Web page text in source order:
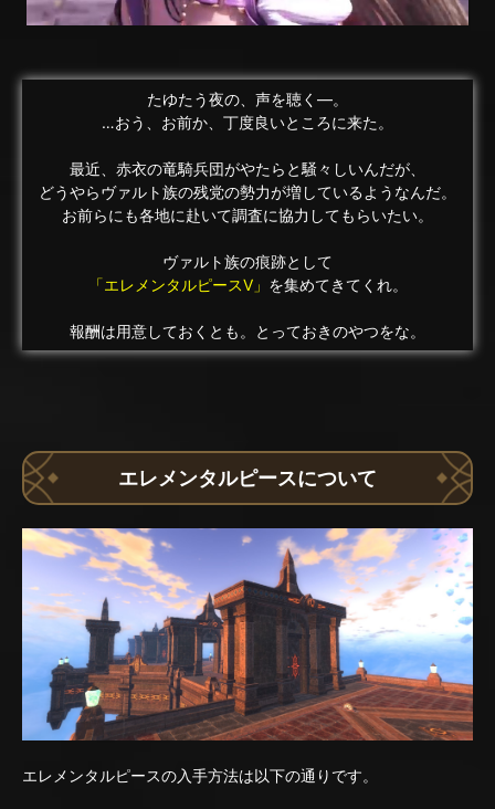
たゆたう夜の、声を聴く―。
…おう、お前か、丁度良いところに来た。
最近、赤衣の竜騎兵団がやたらと騒々しいんだが、
どうやらヴァルト族の残党の勢力が増しているようなんだ。
お前らにも各地に赴いて調査に協力してもらいたい。
ヴァルト族の痕跡として
「エレメンタルピースV」 を集めてきてくれ。
報酬は用意しておくとも。とっておきのやつをな。
エレメンタルピースについて
エレメンタルピースの入手方法は以下の通りです。